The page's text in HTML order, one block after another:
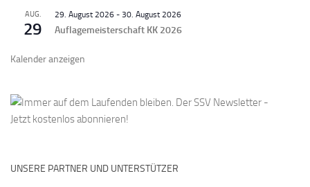
AUG.
29
29. August 2026 - 30. August 2026
Auflagemeisterschaft KK 2026
Kalender anzeigen
UNSERE PARTNER UND UNTERSTÜTZER